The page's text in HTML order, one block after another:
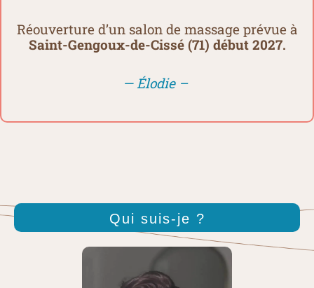
Réouverture d’un salon de massage prévue à
Saint-Gengoux-de-Cissé (71) début 2027.
— Élodie –
Qui suis-je ?